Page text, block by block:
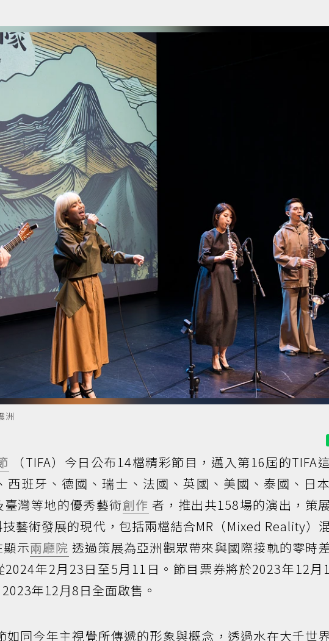
洲
（TIFA）今日公布14檔精彩節目，邁入第16屆的TIFA
西班牙、德國、瑞士、法國、英國、美國、泰國、日
灣等地的優秀藝術創作 者，推出共158場的演出，策
藝術發展的現代，包括兩檔結合MR（Mixed Reality）
示兩廳院 透過策展為亞洲觀眾帶來與國際接軌的零時
2024年2月23日至5月11日。節目票券將於2023年12月
年12月8日全面啟售。
如同今年主視覺所傳遞的形象與概念，透過水在大千世